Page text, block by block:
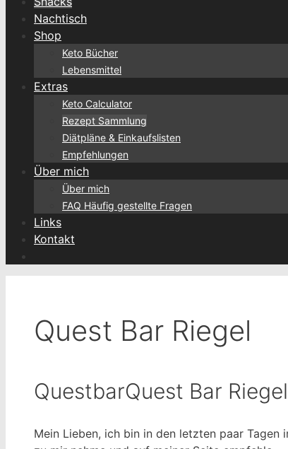
Nachtisch
Shop
Keto Bücher
Lebensmittel
Extras
Keto Calculator
Rezept Sammlung
Diätpläne & Einkaufslisten
Empfehlungen
Über mich
Über mich
FAQ Häufig gestellte Fragen
Links
Kontakt
Quest Bar Riegel
QuestbarQuest Bar
Mein Lieben, ich bin in den letzten paar Tagen